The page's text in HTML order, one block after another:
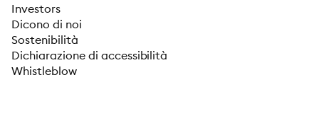
Investors
Dicono di noi
Sostenibilità
Dichiarazione di accessibilità
Whistleblow